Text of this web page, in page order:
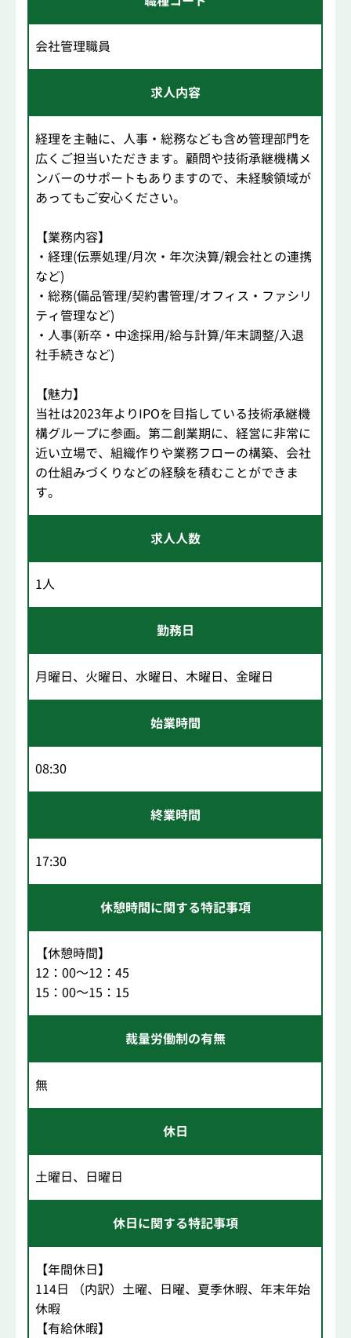
会社管理職員
求人内容
経理を主軸に、人事・総務なども含め管理部門を
広くご担当いただきます。顧問や技術承継機構メ
ンバーのサポートもありますので、未経験領域が
あってもご安心ください。
【業務内容】
・経理(伝票処理/月次・年次決算/親会社との連携
など)
・総務(備品管理/契約書管理/オフィス・ファシリ
ティ管理など)
・人事(新卒・中途採用/給与計算/年末調整/入退
社手続きなど)
【魅力】
当社は2023年よりIPOを目指している技術承継機
構グループに参画。第二創業期に、経営に非常に
近い立場で、組織作りや業務フローの構築、会社
の仕組みづくりなどの経験を積むことができま
す。
求人人数
1人
勤務日
月曜日、火曜日、水曜日、木曜日、金曜日
始業時間
08:30
終業時間
17:30
休憩時間に関する特記事項
【休憩時間】
12：00～12：45
15：00～15：15
裁量労働制の有無
無
休日
土曜日、日曜日
休日に関する特記事項
【年間休日】
114日 （内訳）土曜、日曜、夏季休暇、年末年始
休暇
【有給休暇】